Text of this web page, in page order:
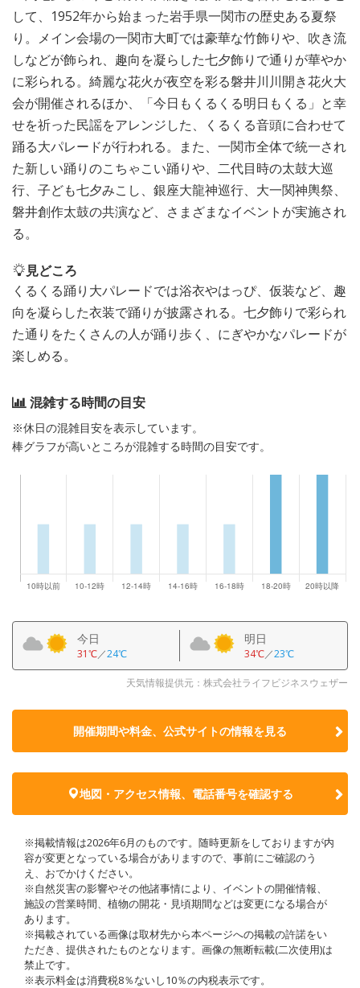
して、1952年から始まった岩手県一関市の歴史ある夏祭
り。メイン会場の一関市大町では豪華な竹飾りや、吹き流
しなどが飾られ、趣向を凝らした七夕飾りで通りが華やか
に彩られる。綺麗な花火が夜空を彩る磐井川川開き花火大
会が開催されるほか、「今日もくるくる明日もくる」と幸
せを祈った民謡をアレンジした、くるくる音頭に合わせて
踊る大パレードが行われる。また、一関市全体で統一され
た新しい踊りのこちゃこい踊りや、二代目時の太鼓大巡
行、子ども七夕みこし、銀座大龍神巡行、大一関神輿祭、
磐井創作太鼓の共演など、さまざまなイベントが実施され
る。
見どころ
くるくる踊り大パレードでは浴衣やはっぴ、仮装など、趣
向を凝らした衣装で踊りが披露される。七夕飾りで彩られ
た通りをたくさんの人が踊り歩く、にぎやかなパレードが
楽しめる。
混雑する時間の目安
※休日の混雑目安を表示しています。
棒グラフが高いところが混雑する時間の目安です。
今日
31℃／24℃
明日
34℃／23℃
天気情報提供元：株式会社ライフビジネスウェザー
開催期間や料金、公式サイトの情報を見る
地図・アクセス情報、電話番号を確認する
※掲載情報は2026年6月のものです。随時更新をしておりますが内
容が変更となっている場合がありますので、事前にご確認のう
え、おでかけください。
※自然災害の影響やその他諸事情により、イベントの開催情報、
施設の営業時間、植物の開花・見頃期間などは変更になる場合が
あります。
※掲載されている画像は取材先から本ページへの掲載の許諾をい
ただき、提供されたものとなります。画像の無断転載(二次使用)は
禁止です。
※表示料金は消費税8％ないし10％の内税表示です。